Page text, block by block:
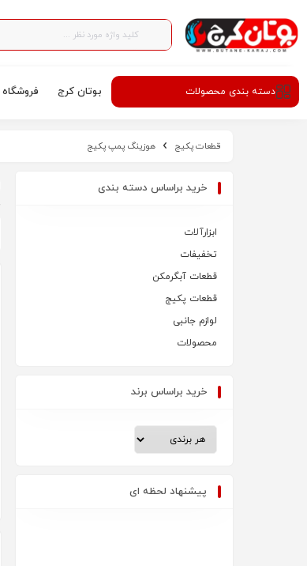
دسته‌ بندی محصولات بوتان کرج فروشگاه
قطعات پکیج هوزینگ پمپ پکیج
خرید براساس دسته بندی
ابزارآلات
تخفیفات
قطعات آبگرمکن
قطعات پکیج
لوازم جانبی
محصولات
خرید براساس برند
پیشنهاد لحظه ای